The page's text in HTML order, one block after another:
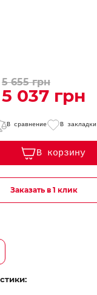
5 655 грн
5 037 грн
В сравнение В закладки
В корзину
Заказать в 1 клик